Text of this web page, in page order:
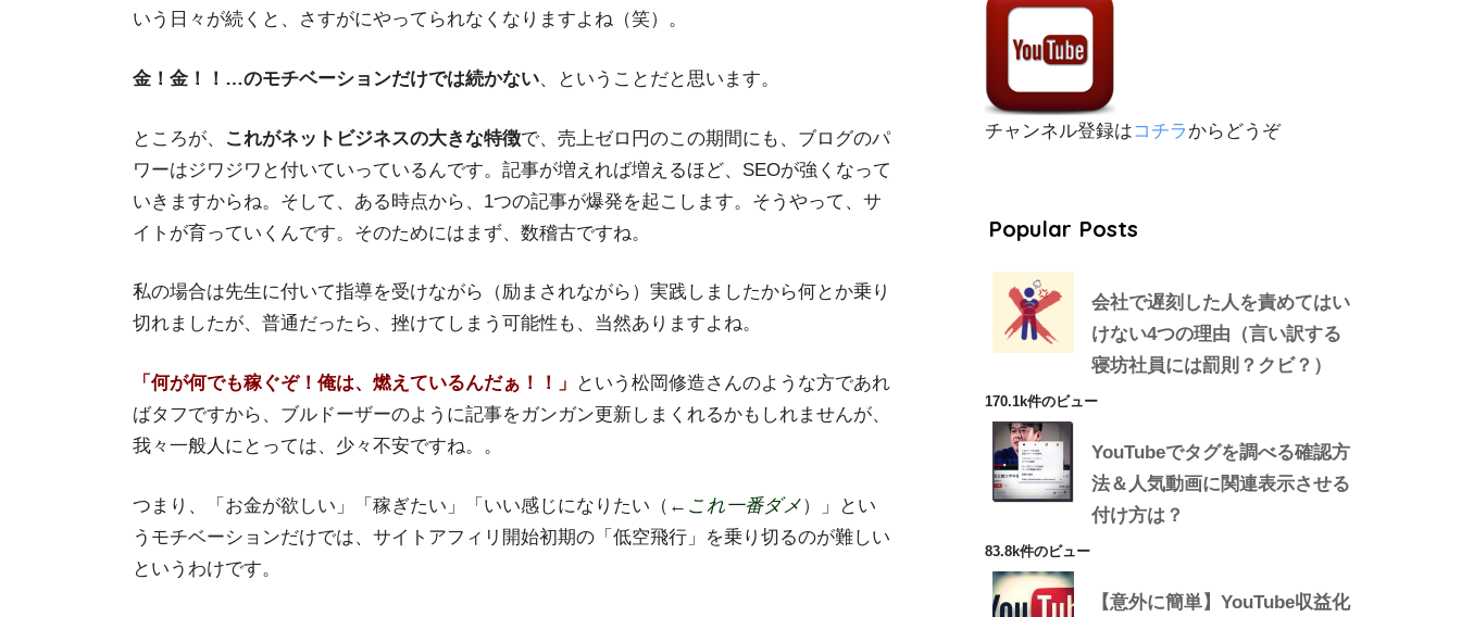
いう日々が続くと、さすがにやってられなくなりますよね（笑）。
金！金！！…のモチベーションだけでは続かない、ということだと思います。
ところが、 これがネットビジネスの大きな特徴で、売上ゼロ円のこの期間にも、ブログのパ
ワーはジワジワと付いていっているんです。記事が増えれば増えるほど、SEOが強くなって
いきますからね。そして、ある時点から、1つの記事が爆発を起こします。そうやって、サ
イトが育っていくんです。そのためにはまず、数稽古ですね。
私の場合は先生に付いて指導を受けながら（励まされながら）実践しましたから何とか乗り
切れましたが、普通だったら、挫けてしまう可能性も、当然ありますよね。
「何が何でも稼ぐぞ！俺は、燃えているんだぁ！！」
という松岡修造さんのような方であれ
ばタフですから、ブルドーザーのように記事をガンガン更新しまくれるかもしれませんが、
我々一般人にとっては、少々不安ですね。。
つまり、「お金が欲しい」「稼ぎたい」「いい感じになりたい（← これ一番ダメ）」とい
うモチベーションだけでは、サイトアフィリ開始初期の「低空飛行」を乗り切るのが難しい
というわけです。
チャンネル登録はコチラ からどうぞ
Popular Posts
会社で遅刻した人を責めてはい
けない4つの理由（言い訳する
寝坊社員には罰則？クビ？）
170.1k件のビュー
YouTubeでタグを調べる確認方
法＆人気動画に関連表示させる
付け方は？
83.8k件のビュー
【意外に簡単】YouTube収益化